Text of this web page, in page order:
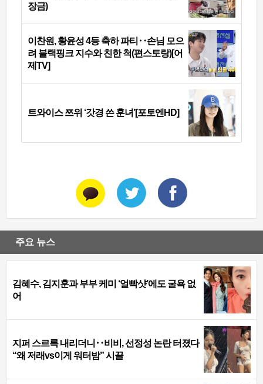
장금)
이찬원, 황윤성 4등 축하 파티‥손님 모으
려 블랙핑크 지수와 친한 척(편스토랑)[어
제TV]
트와이스 쯔위 ‘갓경 쓴 훈녀’[포토엔HD]
주요 뉴스
김혜수, 김지훈과 부부 케미 ‘얼빡샷’에도 굴욕 없
어
지퍼 스르륵 내리더니‥비비, 선정성 논란 터졌다
“왜 저래vs이게 워터밤” 시끌